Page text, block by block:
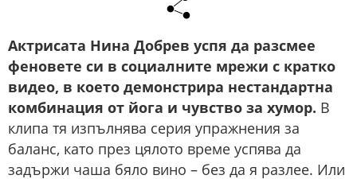
Актрисата Нина Добрев успя да разсмее
феновете си в социалните мрежи с кратко
видео, в което демонстрира нестандартна
комбинация от йога и чувство за хумор. В
клипа тя изпълнява серия упражнения за
баланс, като през цялото време успява да
задържи чаша бяло вино – без да я разлее. Или